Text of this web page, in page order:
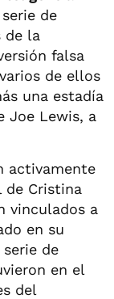
de
de la
falsa
de ellos
una estadía
Joe Lewis, a
activamente
Cristina
vinculados a
en su
de
en el
del